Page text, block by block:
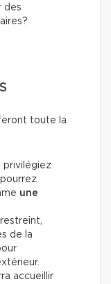
des
toute la
privilégiez
pourrez
une
de la
accueillir